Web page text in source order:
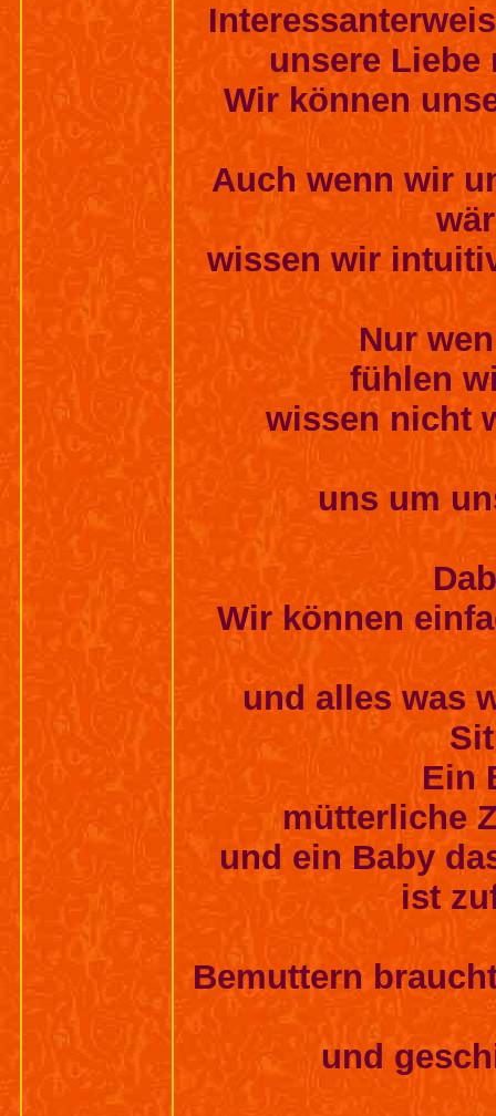
unsere Liebe
Wir können
Auch wenn wir
wissen wir
Nur
fühlen
wissen nicht
uns um
Wir können
und alles was
Ein
mütterliche
und ein Baby
ist
Bemuttern
und